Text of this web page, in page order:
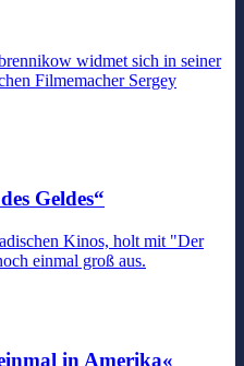
widmet sich in seiner
Filmemacher Sergey
Geldes“
Kinos, holt mit "Der
einmal groß aus.
in Amerika«